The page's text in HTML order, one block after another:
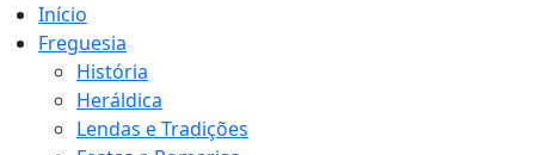
Início
Freguesia
História
Heráldica
Lendas e Tradições